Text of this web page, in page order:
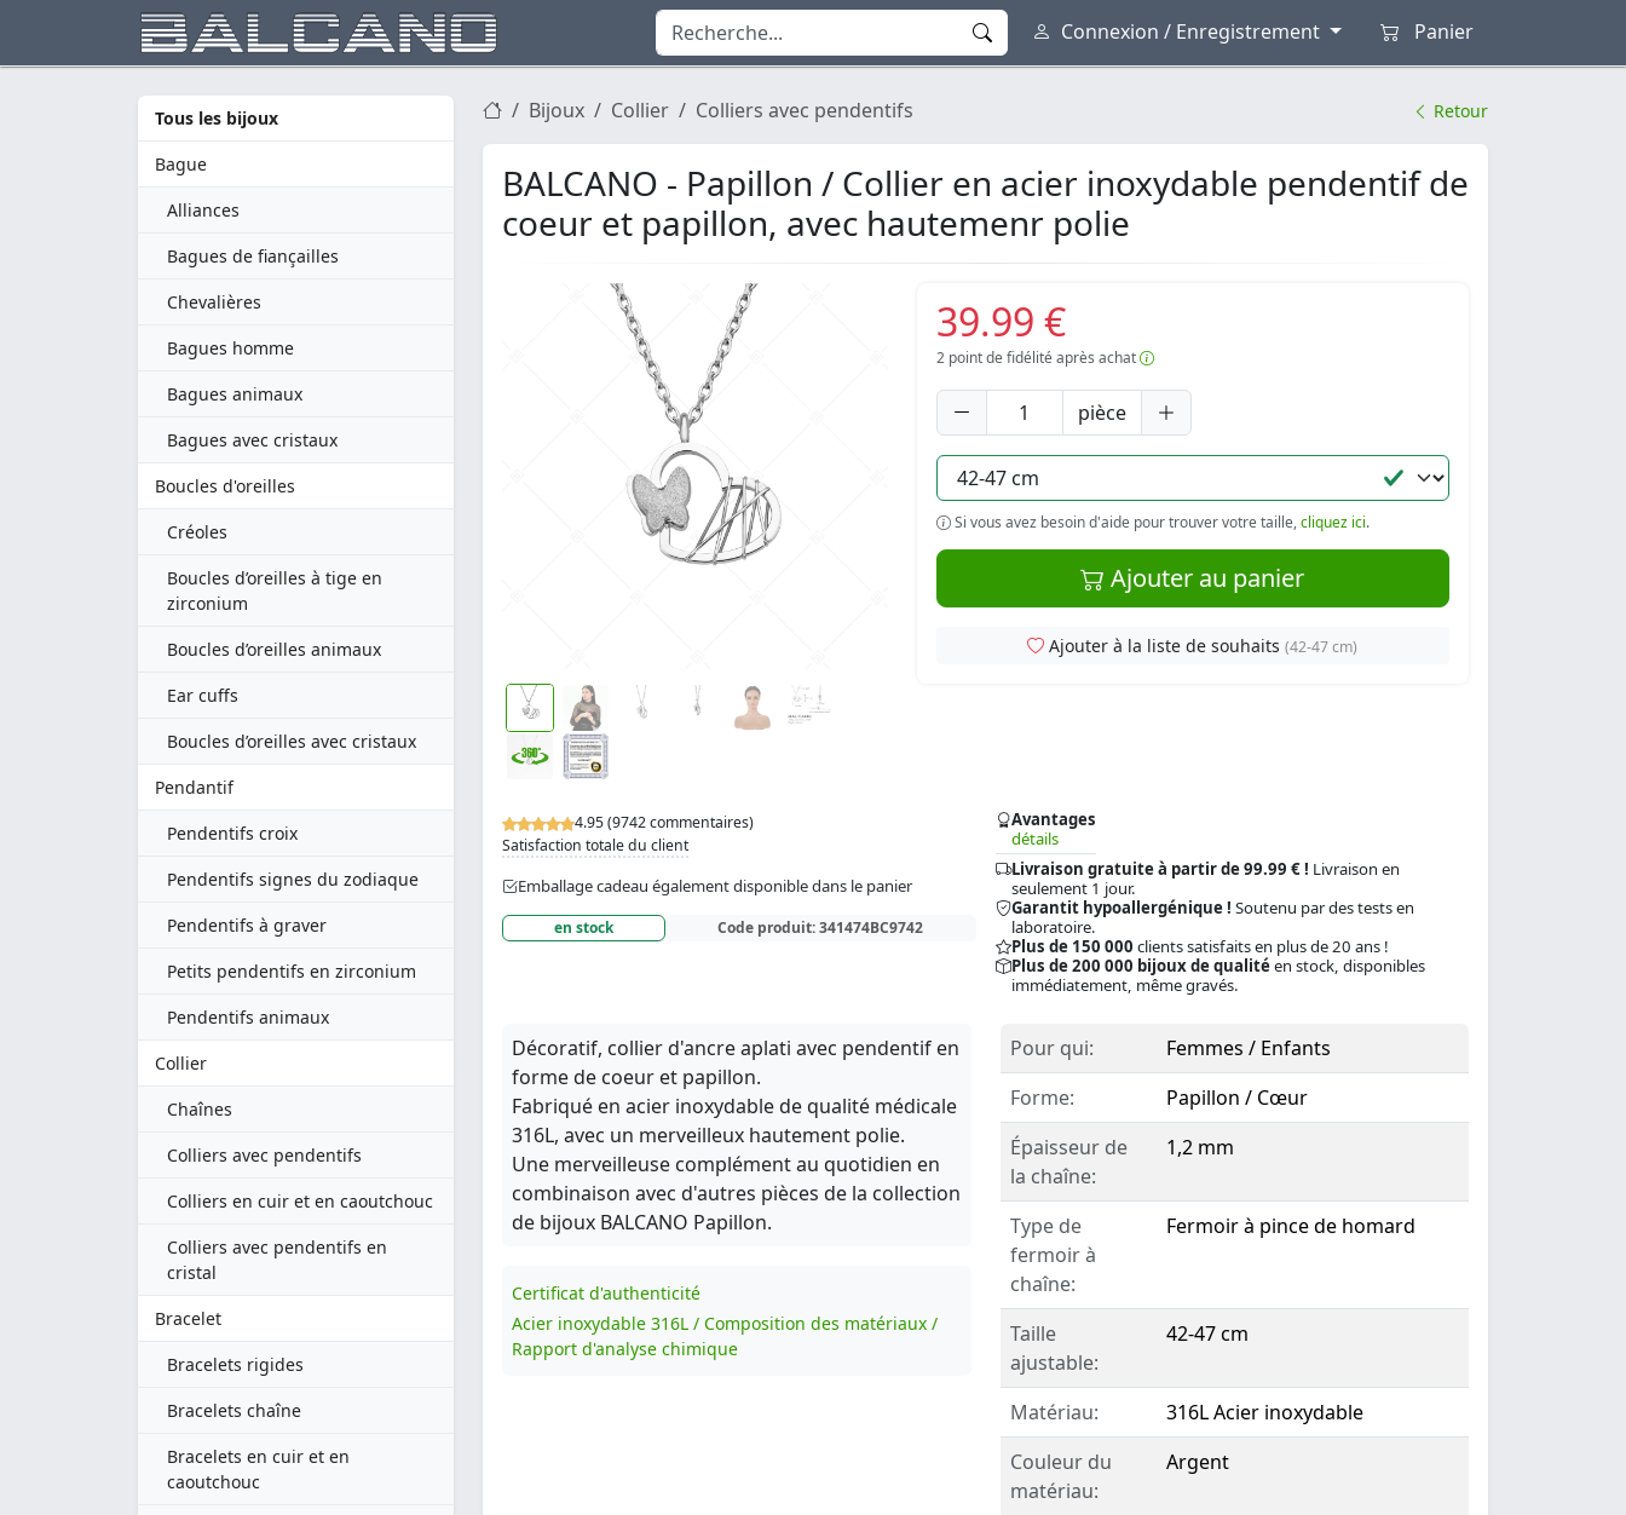
Connexion / Enregistrement Panier
Tous les bijoux
Bague
Alliances
Bagues de fiançailles
Chevalières
Bagues homme
Bagues animaux
Bagues avec cristaux
Boucles d'oreilles
Créoles
Boucles d’oreilles à tige en
zirconium
Boucles d’oreilles animaux
Ear cuffs
Boucles d’oreilles avec cristaux
Pendantif
Pendentifs croix
Pendentifs signes du zodiaque
Pendentifs à graver
Petits pendentifs en zirconium
Pendentifs animaux
Collier
Chaînes
Colliers avec pendentifs
Colliers en cuir et en caoutchouc
Colliers avec pendentifs en
cristal
Bracelet
Bracelets rigides
Bracelets chaîne
Bracelets en cuir et en
caoutchouc
Bijoux Collier Colliers avec pendentifs Retour
BALCANO - Papillon / Collier en acier inoxydable pendentif de
coeur et papillon, avec hautemenr polie
4.95 (9742 commentaires)
Satisfaction totale du client
Emballage cadeau également disponible dans le panier
en stock Code produit:341474BC9742
Avantages
détails
Livraison gratuite à partir de 99.99 € ! Livraison en
seulement 1 jour.
Garantit hypoallergénique ! Soutenu par des tests en
laboratoire.
Plus de 150 000 clients satisfaits en plus de 20 ans !
Plus de 200 000 bijoux de qualitéen stock, disponibles
immédiatement, même gravés.
39.99 €
2point de fidélité après achat
pièce
Si vous avez besoin d'aide pour trouver votre taille,cliquez ici.
Ajouter au panier
Ajouter à la liste de souhaits(42-47 cm)
Décoratif, collier d'ancre aplati avec pendentif en
forme de coeur et papillon.
Fabriqué en acier inoxydable de qualité médicale
316L, avec un merveilleux hautement polie.
Une merveilleuse complément au quotidien en
combinaison avec d'autres pièces de la collection
de bijoux BALCANO Papillon.
Certificat d'authenticité
Acier inoxydable 316L / Composition des matériaux /
Rapport d'analyse chimique
Pour qui:
Femmes / Enfants
Forme:
Papillon / Cœur
Épaisseur de
la chaîne:
1,2 mm
Type de
fermoir à
chaîne:
Fermoir à pince de homard
Taille
ajustable:
42-47 cm
Matériau:
316L Acier inoxydable
Couleur du
matériau:
Argent